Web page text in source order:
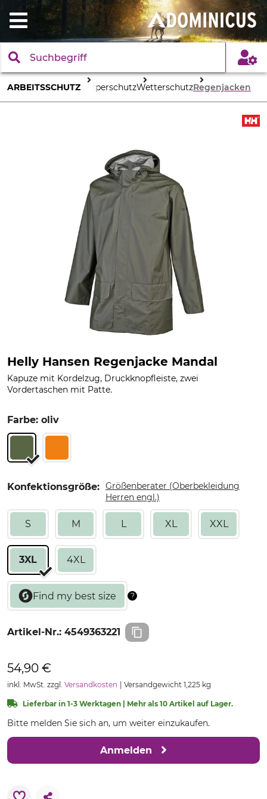
ARBEITSSCHUTZ KörperschutzWetterschutzRegenjacken
Helly Hansen Regenjacke Mandal
Kapuze mit Kordelzug, Druckknopfleiste, zwei
Vordertaschen mit Patte.
Farbe: oliv
Konfektionsgröße: Größenberater (Oberbekleidung
Herren engl.)
S M L XL XXL
3XL 4XL
Artikel-Nr.: 4549363221
54,90 €
inkl. MwSt. zzgl. Versandkosten Versandgewicht 1,225 kg
Lieferbar in 1-3 Werktagen | Mehr als 10 Artikel auf Lager.
Bitte melden Sie sich an, um weiter einzukaufen.
Anmelden